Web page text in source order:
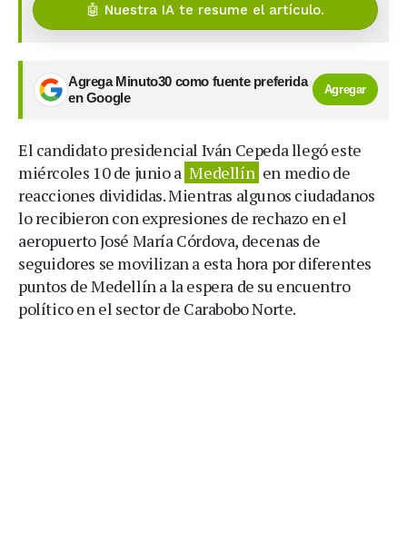
🤖 Nuestra IA te resume el artículo.
Agrega Minuto30 como fuente preferida
en Google
Agregar
El candidato presidencial Iván Cepeda llegó este
miércoles 10 de junio a Medellín en medio de
reacciones divididas. Mientras algunos ciudadanos
lo recibieron con expresiones de rechazo en el
aeropuerto José María Córdova, decenas de
seguidores se movilizan a esta hora por diferentes
puntos de Medellín a la espera de su encuentro
político en el sector de Carabobo Norte.